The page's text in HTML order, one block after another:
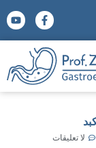
لا تعليقات